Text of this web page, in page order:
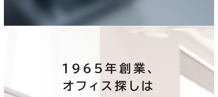
1965年創業、
オフィス探しは